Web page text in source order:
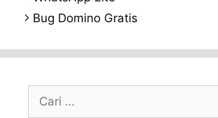
Bug Domino Gratis
untuk: